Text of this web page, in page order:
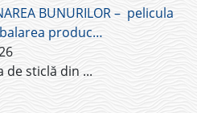
BUNURILOR – pelicula
produc…
de sticlă din ...